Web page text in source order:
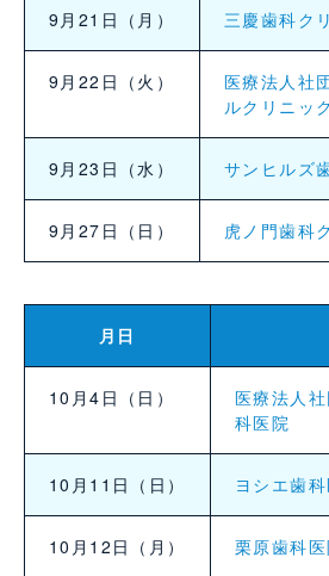
9月21日（月） 三慶歯科ク
9月22日（火）
医療法人社
ルクリニック
9月23日（水） サンヒルズ
9月27日（日） 虎ノ門歯科
月日
10月4日（日）
医療法人
科医院
10月11日（日） ヨシエ歯
10月12日（月） 栗原歯科